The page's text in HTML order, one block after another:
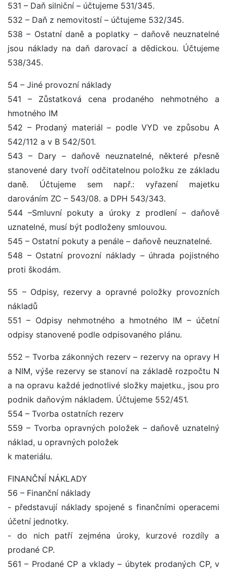
531 – Daň silniční – účtujeme 531/345.
532 – Daň z nemovitostí – účtujeme 532/345.
538 – Ostatní daně a poplatky – daňově neuznatelné
jsou náklady na daň darovací a dědickou. Účtujeme
538/345.
54 – Jiné provozní náklady
541 – Zůstatková cena prodaného nehmotného a
hmotného IM
542 – Prodaný materiál – podle VYD ve způsobu A
542/112 a v B 542/501.
543 – Dary – daňově neuznatelné, některé přesně
stanovené dary tvoří odčitatelnou položku ze základu
daně. Účtujeme sem např.: vyřazení majetku
darováním ZC – 543/08. a DPH 543/343.
544 –Smluvní pokuty a úroky z prodlení – daňově
uznatelné, musí být podloženy smlouvou.
545 – Ostatní pokuty a penále – daňově neuznatelné.
548 – Ostatní provozní náklady – úhrada pojistného
proti škodám.
55 – Odpisy, rezervy a opravné položky provozních
nákladů
551 – Odpisy nehmotného a hmotného IM – účetní
odpisy stanovené podle odpisovaného plánu.
552 – Tvorba zákonných rezerv – rezervy na opravy H
a NIM, výše rezervy se stanoví na základě rozpočtu N
a na opravu každé jednotlivé složky majetku., jsou pro
podnik daňovým nákladem. Účtujeme 552/451.
554 – Tvorba ostatních rezerv
559 – Tvorba opravných položek – daňově uznatelný
náklad, u opravných položek
k materiálu.
FINANČNÍ NÁKLADY
56 – Finanční náklady
- představují náklady spojené s finančními operacemi
účetní jednotky.
- do nich patří zejména úroky, kurzové rozdíly a
prodané CP.
561 – Prodané CP a vklady – úbytek prodaných CP, v